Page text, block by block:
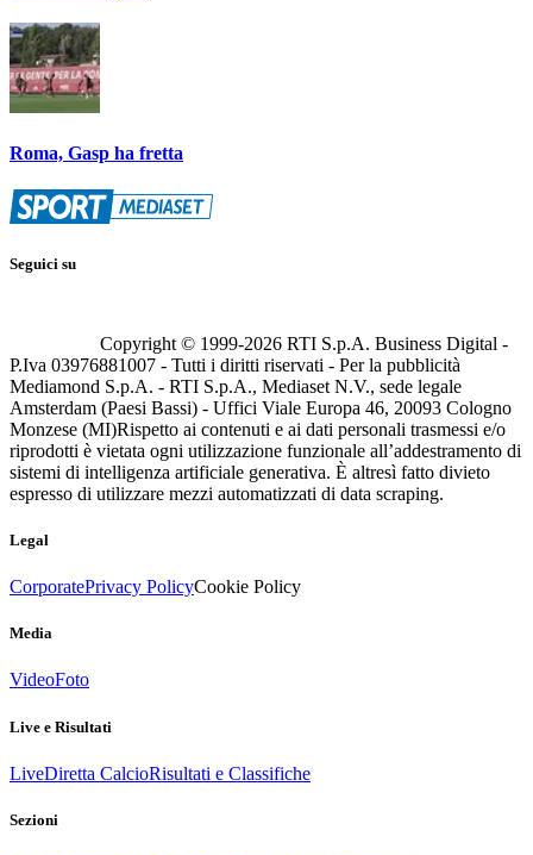
Roma, Gasp ha fretta
Seguici su
Copyright © 1999-2026 RTI S.p.A. Business Digital -
P.Iva 03976881007 - Tutti i diritti riservati - Per la pubblicità
Mediamond S.p.A. - RTI S.p.A., Mediaset N.V., sede legale
Amsterdam (Paesi Bassi) - Uffici Viale Europa 46, 20093 Cologno
Monzese (MI)Rispetto ai contenuti e ai dati personali trasmessi e/o
riprodotti è vietata ogni utilizzazione funzionale all’addestramento di
sistemi di intelligenza artificiale generativa. È altresì fatto divieto
espresso di utilizzare mezzi automatizzati di data scraping.
Legal
CorporatePrivacy PolicyCookie Policy
Media
VideoFoto
Live e Risultati
LiveDiretta CalcioRisultati e Classifiche
Sezioni